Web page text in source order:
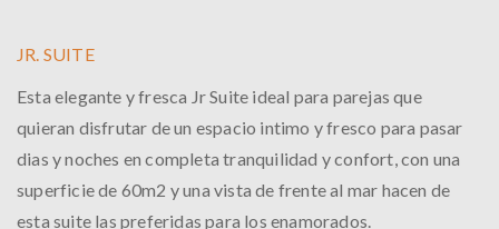
JR. SUITE
Esta elegante y fresca Jr Suite ideal para parejas que
quieran disfrutar de un espacio intimo y fresco para pasar
dias y noches en completa tranquilidad y confort, con una
superficie de 60m2 y una vista de frente al mar hacen de
esta suite las preferidas para los enamorados.